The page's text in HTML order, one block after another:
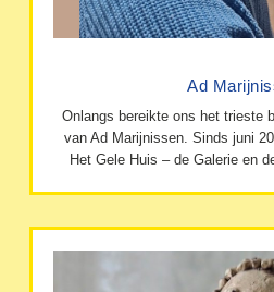
Ad
Onlangs bereikte ons het trieste
van Ad Marijnissen. Sinds juni
Het Gele Huis – de Galerie en